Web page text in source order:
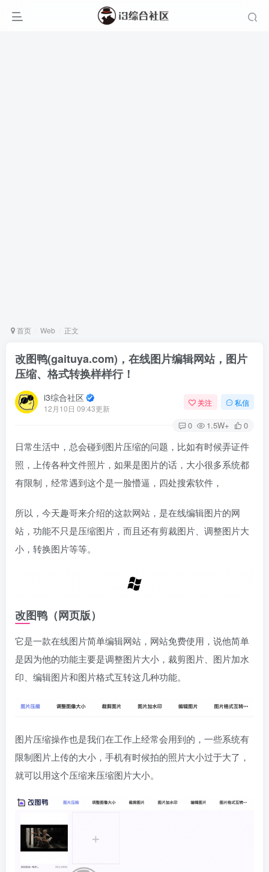
首页 Web 正文
改图鸭(gaituya.com)，在线图片编辑网站，图片
压缩、格式转换样样行！
i3综合社区
12月10日 09:43更新
关注 私信
0 1.5W+ 0
日常生活中，总会碰到图片压缩的问题，比如有时候弄证件
照，上传各种文件照片，如果是图片的话，大小很多系统都
有限制，经常遇到这个是一脸懵逼，四处搜索软件，
所以，今天趣哥来介绍的这款网站，是在线编辑图片的网
站，功能不只是压缩图片，而且还有剪裁图片、调整图片大
小，转换图片等等。
改图鸭（网页版）
它是一款在线图片简单编辑网站，网站免费使用，说他简单
是因为他的功能主要是调整图片大小，裁剪图片、图片加水
印、编辑图片和图片格式互转这几种功能。
图片压缩操作也是我们在工作上经常会用到的，一些系统有
限制图片上传的大小，手机有时候拍的照片大小过于大了，
就可以用这个压缩来压缩图片大小。